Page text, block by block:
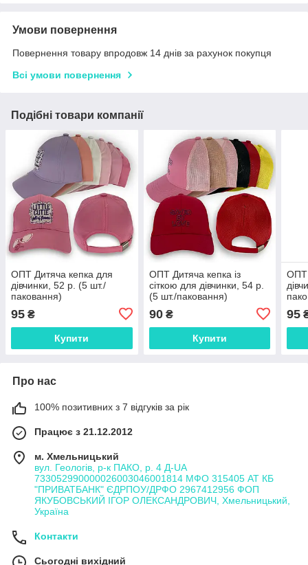
Умови повернення
Повернення товару впродовж 14 днів за рахунок покупця
Всі умови повернення
Подібні товари компанії
ОПТ Дитяча кепка для
дівчинки, 52 р. (5 шт./
паковання)
95 ₴
Купити
ОПТ Дитяча кепка із
сіткою для дівчинки, 54 р.
(5 шт./паковання)
90₴
Купити
ОПТ
95
Про нас
100% позитивних з 7 відгуків за рік
Працює з 21.12.2012
м. Хмельницький
вул. Геологів, р-к ПАКО, р. 4 Д-UA
733052990000026003046001814 МФО 315405 АТ КБ
"ПРИВАТБАНК" ЄДРПОУ/ДРФО 2967412956 ФОП
ЯКУБОВСЬКИЙ ІГОР ОЛЕКСАНДРОВИЧ, Хмельницький,
Україна
Контакти
Сьогодні вихідний